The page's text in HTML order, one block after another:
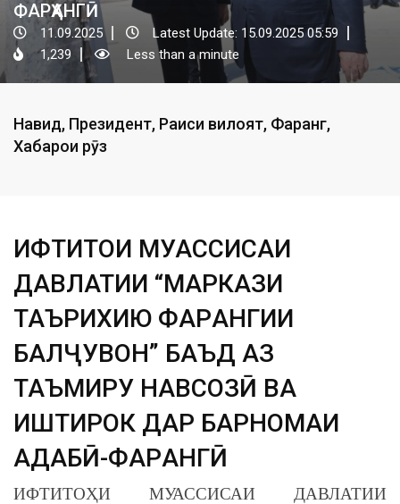
ФАРҲАНГӢ
11.09.2025
Latest Update: 15.09.2025 05:59
1,239
Less than a minute
Навид, Президент, Раиси вилоят, Фарҳанг,
Хабарҳои рӯз
ИФТИТОҲИ МУАССИСАИ
ДАВЛАТИИ “МАРКАЗИ
ТАЪРИХИЮ ФАРҲАНГИИ
БАЛҶУВОН” БАЪД АЗ
ТАЪМИРУ НАВСОЗӢ ВА
ИШТИРОК ДАР БАРНОМАИ
АДАБӢ-ФАРҲАНГӢ
ИФТИТОҲИ МУАССИСАИ ДАВЛАТИИ